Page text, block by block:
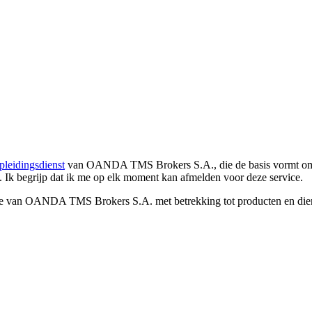
van OANDA TMS Brokers S.A., die de basis vormt
Ik begrijp dat ik me op elk moment kan afmelden voor deze service.
OANDA TMS Brokers S.A. met betrekking tot producten en